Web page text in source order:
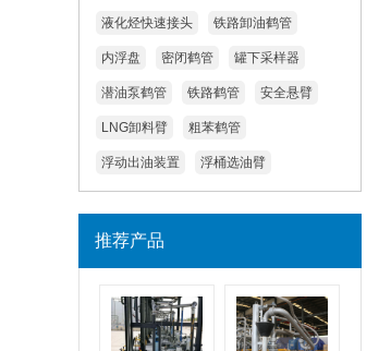
液化烃快速接头 铁路卸油鹤管
内浮盘 密闭鹤管 罐下采样器
潜油泵鹤管 铁路鹤管 安全悬臂
LNG卸料臂 粗苯鹤管
浮动出油装置 浮桶选油臂
推荐产品